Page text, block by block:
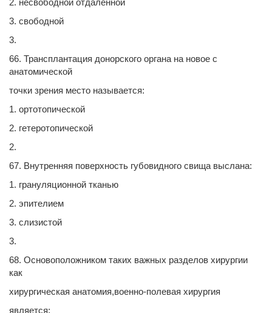
2. несвободной отдаленной
3. свободной
3.
66. Трансплантация донорского органа на новое с
анатомической
точки зрения место называется:
1. ортотопической
2. гетеротопической
2.
67. Внутренняя поверхность губовидного свища выслана:
1. грануляционной тканью
2. эпителием
3. слизистой
3.
68. Основоположником таких важных разделов хирургии
как
хирургическая анатомия,военно-полевая хирургия
является: